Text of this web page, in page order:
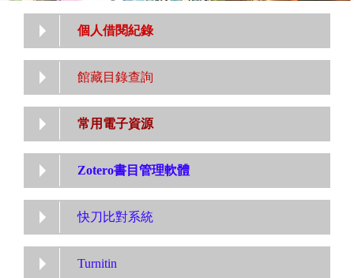
個人借閱紀錄
館藏目錄查詢
常用電子資源
Zotero書目管理軟體
快刀比對系統
Turnitin